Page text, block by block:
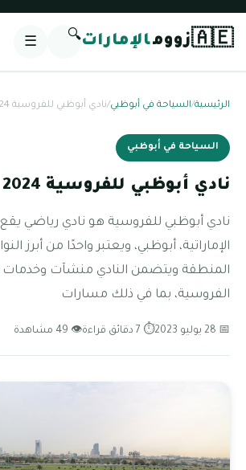
🇦🇪زوومالإمارات🔍
☰
الرئيسية/السياحة في أبوظبي/نادي أبوظبي للفروسية 2024
السياحة في أبوظبي
نادي أبوظبي للفروسية 2024
نادي أبوظبي للفروسية هو نادي رياضي
الإماراتية، أبوظبي، ويعتبر واحدًا من أبرز
المنطقة ويتضمن النادي منشآت وخدمات
الفروسية، بما في ذلك مسارات
📅 28 يوليو 2023 ⏱ 7 دقائق قراءة 👁 49 مشاهدة